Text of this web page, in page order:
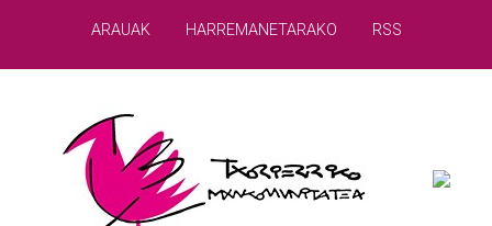
ARAUAK HARREMANETARAKO RSS